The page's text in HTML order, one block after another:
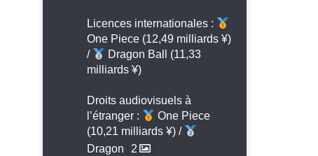
Licences internationales :
One Piece (12,49 milliards ¥)
/
Dragon Ball (11,33
milliards ¥)
Droits audiovisuels à
l’étranger :
One Piece
(10,21 milliards ¥) /
Dragon
2